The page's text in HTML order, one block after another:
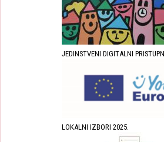
JEDINSTVENI DIGITALNI
LOKALNI IZBORI 2025.